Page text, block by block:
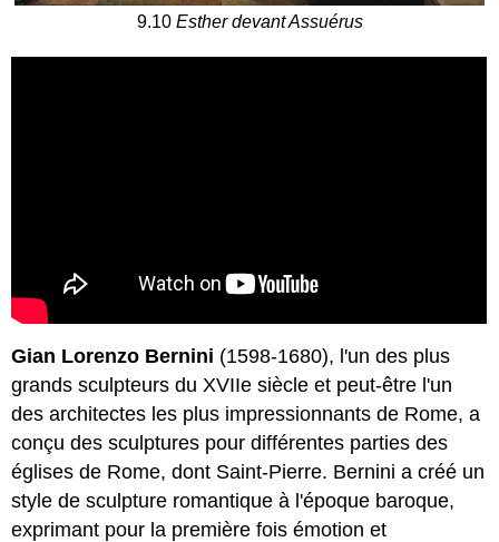
9.10 Esther devant Assuérus
Gian Lorenzo Bernini (1598-1680), l'un des plus
grands sculpteurs du XVIIe siècle et peut-être l'un
des architectes les plus impressionnants de Rome, a
conçu des sculptures pour différentes parties des
églises de Rome, dont Saint-Pierre. Bernini a créé un
style de sculpture romantique à l'époque baroque,
exprimant pour la première fois émotion et